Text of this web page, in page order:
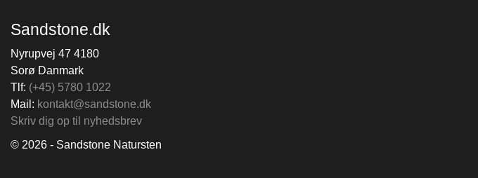
Sandstone.dk
Nyrupvej 47 4180
Sorø Danmark
Tlf: (+45) 5780 1022
Mail: kontakt@sandstone.dk
Skriv dig op til nyhedsbrev
© 2026 - Sandstone Natursten